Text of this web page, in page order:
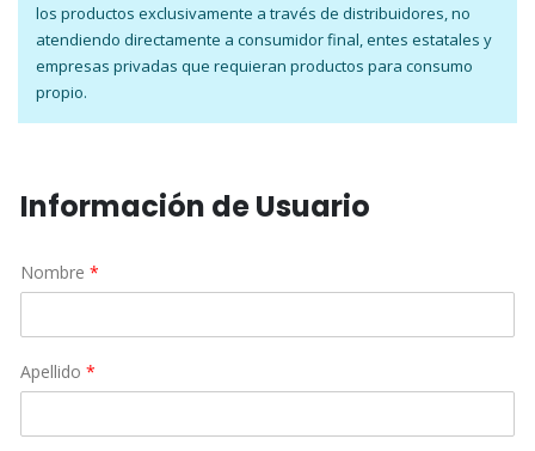
los productos exclusivamente a través de distribuidores, no
atendiendo directamente a consumidor final, entes estatales y
empresas privadas que requieran productos para consumo
propio.
Información de Usuario
Nombre *
Apellido *